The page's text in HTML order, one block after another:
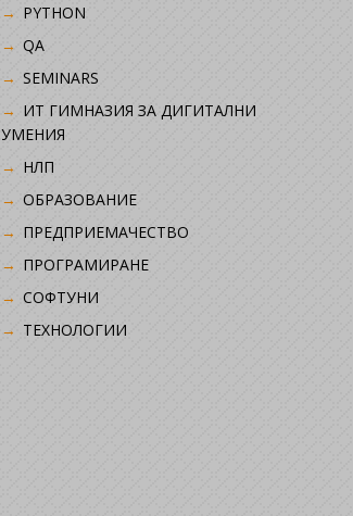
PYTHON
QA
SEMINARS
ИТ ГИМНАЗИЯ ЗА ДИГИТАЛНИ
УМЕНИЯ
НЛП
ОБРАЗОВАНИЕ
ПРЕДПРИЕМАЧЕСТВО
ПРОГРАМИРАНЕ
СОФТУНИ
ТЕХНОЛОГИИ